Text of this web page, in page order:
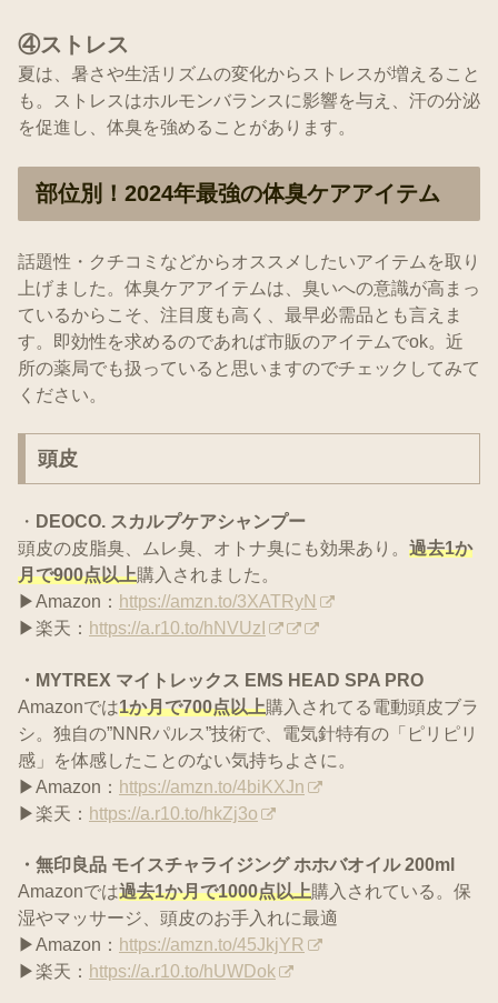
④ストレス
夏は、暑さや生活リズムの変化からストレスが増えること
も。ストレスはホルモンバランスに影響を与え、汗の分泌
を促進し、体臭を強めることがあります。
部位別！2024年最強の体臭ケアアイテム
話題性・クチコミなどからオススメしたいアイテムを取り
上げました。体臭ケアアイテムは、臭いへの意識が高まっ
ているからこそ、注目度も高く、最早必需品とも言えま
す。即効性を求めるのであれば市販のアイテムでok。近
所の薬局でも扱っていると思いますのでチェックしてみて
ください。
頭皮
・ DEOCO. スカルプケアシャンプー
頭皮の皮脂臭、ムレ臭、オトナ臭にも効果あり。 過去1か
月で900点以上購入されました。
▶Amazon： https://amzn.to/3XATRyN
▶楽天： https://a.r10.to/hNVUzI
・MYTREX マイトレックス EMS HEAD SPA PRO
Amazonでは1か月で700点以上購入されてる電動頭皮ブラ
シ。独自の”NNRパルス”技術で、電気針特有の「ピリピリ
感」を体感したことのない気持ちよさに。
▶Amazon： https://amzn.to/4biKXJn
▶楽天： https://a.r10.to/hkZj3o
・無印良品 モイスチャライジング ホホバオイル 200ml
Amazonでは過去1か月で1000点以上購入されている。保
湿やマッサージ、頭皮のお手入れに最適
▶Amazon： https://amzn.to/45JkjYR
▶楽天： https://a.r10.to/hUWDok